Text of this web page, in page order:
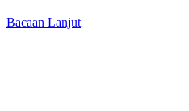
Bacaan Lanjut